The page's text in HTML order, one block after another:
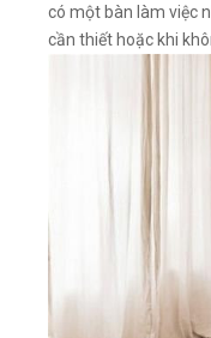
có một bàn làm việc
cần thiết hoặc khi